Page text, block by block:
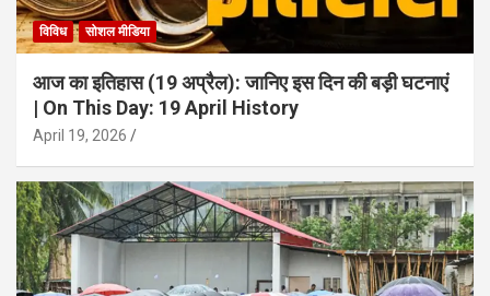
विविध सोशल मीडिया
आज का इतिहास (19 अप्रैल): जानिए इस दिन की बड़ी घटनाएं
| On This Day: 19 April History
April 19, 2026